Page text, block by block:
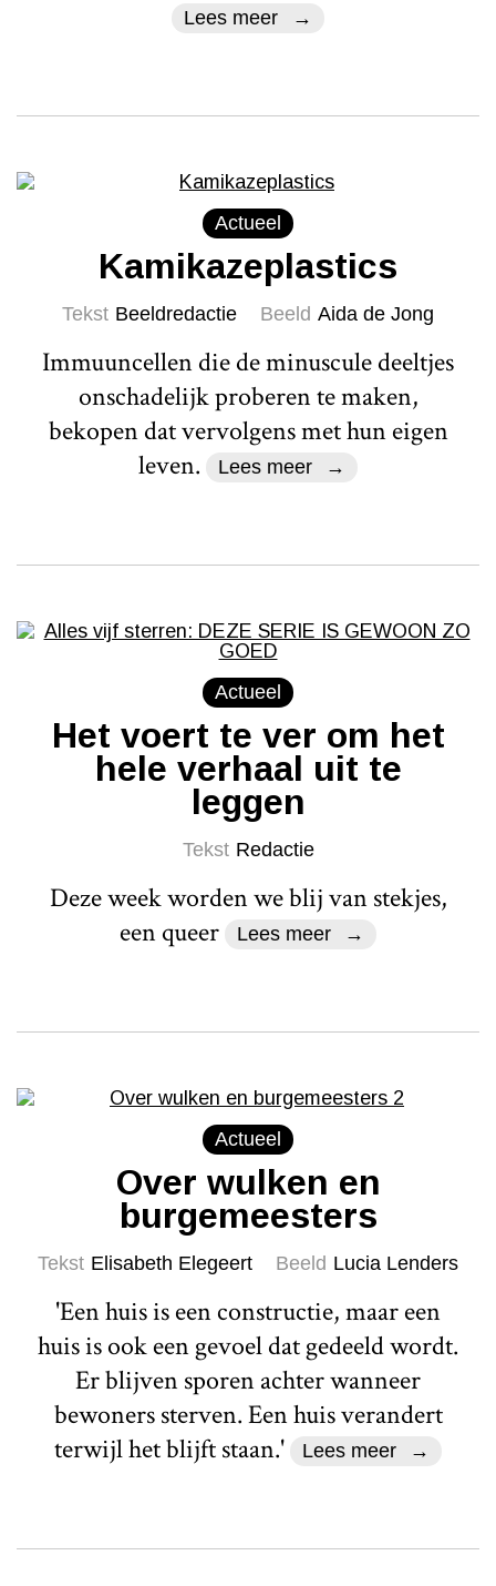
Lees meer
Actueel
Kamikazeplastics
Tekst Beeldredactie Beeld Aida de Jong
Immuuncellen die de minuscule deeltjes
onschadelijk proberen te maken,
bekopen dat vervolgens met hun eigen
leven.
Lees meer
Actueel
Het voert te ver om het
hele verhaal uit te
leggen
Tekst Redactie
Deze week worden we blij van stekjes,
een queer
Lees meer
Actueel
Over wulken en
burgemeesters
Tekst Elisabeth Elegeert Beeld Lucia Lenders
'Een huis is een constructie, maar een
huis is ook een gevoel dat gedeeld wordt.
Er blijven sporen achter wanneer
bewoners sterven. Een huis verandert
terwijl het blijft staan.'
Lees meer